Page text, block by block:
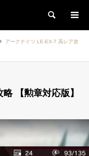
検索
アークナイツ LE-EX-7 高レア攻
【勲章対応版】